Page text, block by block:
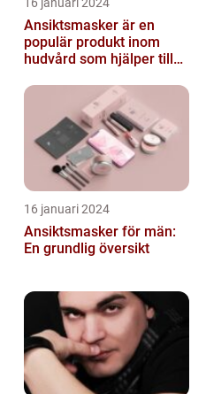
Ansiktsmasker är en
populär produkt inom
hudvård som hjälper till
näring åt hud...
16 januari 2024
Ansiktsmasker för män:
En grundlig översikt